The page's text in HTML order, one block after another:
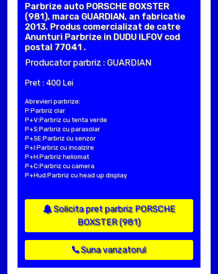
Parbrize auto PORSCHE BOXSTER
(981), marca GUARDIAN, an fabricatie
2013. Produs comercializat de catre
Anunturi Parbrize in DUDU ILFOV cod
postal 77041 .
Producator parbriz : GUARDIAN
Pret : 400 Lei
Abrevieri parbrize:
P:Parbriz clar
P+V:Parbriz cu tenta verde
P+S:Parbriz cu parasolar
P+SE:Parbriz cu senzor
P+I:Parbriz cu incalzire
P+H:Parbriz heliomat
P+C:Parbriz cu camera
P+Hud:Parbriz cu head up display
Solicita pret parbriz PORSCHE
BOXSTER (981)
Suna vanzatorul